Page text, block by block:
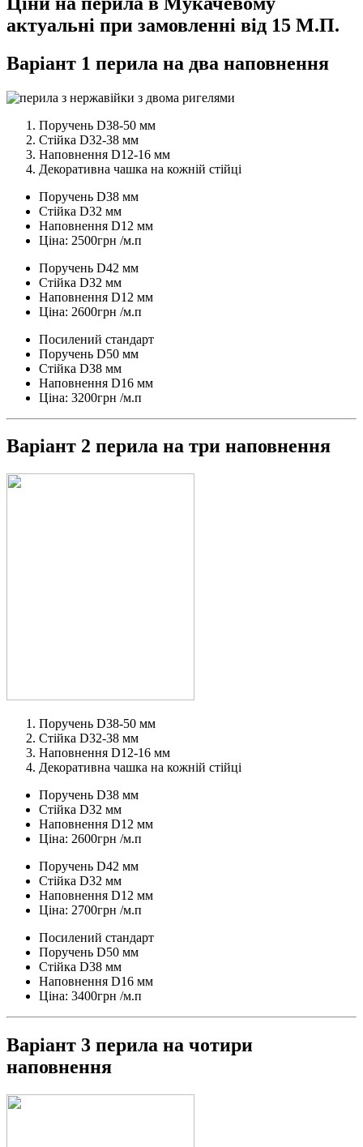
актуальні при замовленні від 15 М.П.
Варіант 1 перила на два наповнення
Поручень D38-50 мм
Стійка D32-38 мм
Наповнення D12-16 мм
Декоративна чашка на кожній стійці
Поручень D38 мм
Стійка D32 мм
Наповнення D12 мм
Ціна: 2500грн /м.п
Поручень D42 мм
Стійка D32 мм
Наповнення D12 мм
Ціна: 2600грн /м.п
Посилений стандарт
Поручень D50 мм
Стійка D38 мм
Наповнення D16 мм
Ціна: 3200грн /м.п
Варіант 2 перила на три наповнення
Поручень D38-50 мм
Стійка D32-38 мм
Наповнення D12-16 мм
Декоративна чашка на кожній стійці
Поручень D38 мм
Стійка D32 мм
Наповнення D12 мм
Ціна: 2600грн /м.п
Поручень D42 мм
Стійка D32 мм
Наповнення D12 мм
Ціна: 2700грн /м.п
Посилений стандарт
Поручень D50 мм
Стійка D38 мм
Наповнення D16 мм
Ціна: 3400грн /м.п
Варіант 3 перила на чотири
наповнення